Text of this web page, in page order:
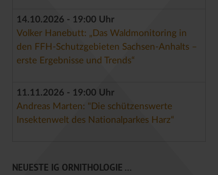
14.10.2026 - 19:00 Uhr
Volker Hanebutt: „Das Waldmonitoring in
den FFH-Schutzgebieten Sachsen-Anhalts –
erste Ergebnisse und Trends“
11.11.2026 - 19:00 Uhr
Andreas Marten: "Die schützenswerte
Insektenwelt des Nationalparkes Harz“
NEUESTE IG ORNITHOLOGIE ...